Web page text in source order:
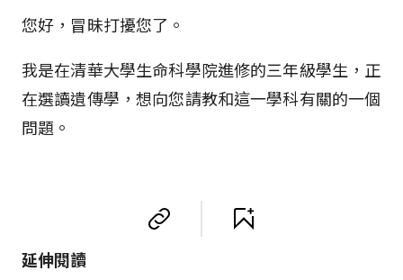
您好，冒昧打擾您了。
我是在清華大學生命科學院進修的三年級學生，正
在選讀遺傳學，想向您請教和這一學科有關的一個
問題。
延伸閱讀